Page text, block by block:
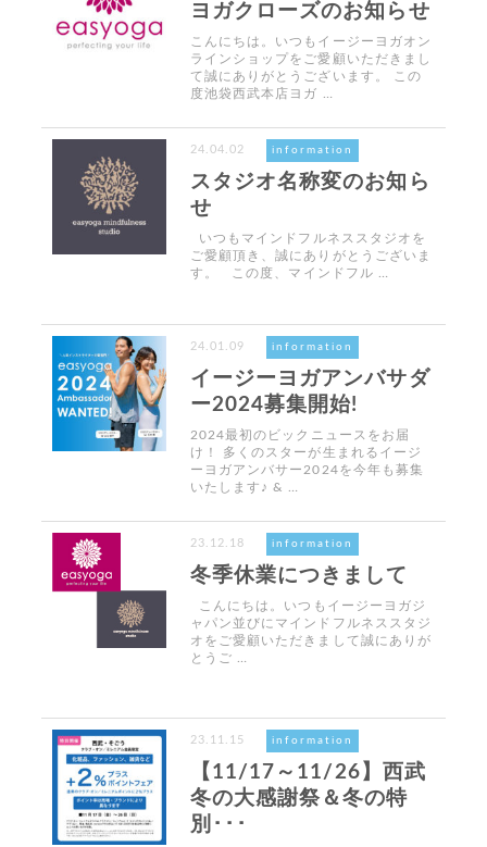
ヨガクローズのお知らせ
こんにちは。いつもイージーヨガオン
ラインショップをご愛顧いただきまし
て誠にありがとうございます。 この
度池袋西武本店ヨガ …
24.04.02 information
スタジオ名称変のお知ら
せ
いつもマインドフルネススタジオを
ご愛顧頂き、誠にありがとうございま
す。 この度、マインドフル …
24.01.09 information
イージーヨガアンバサダ
ー2024募集開始!
2024最初のビックニュースをお届
け！ 多くのスターが生まれるイージ
ーヨガアンバサー2024を今年も募集
いたします♪ & …
23.12.18 information
冬季休業につきまして
こんにちは。いつもイージーヨガジ
ャパン並びにマインドフルネススタジ
オをご愛顧いただきまして誠にありが
とうご …
23.11.15 information
【11/17～11/26】西武
冬の大感謝祭＆冬の特
別･･･